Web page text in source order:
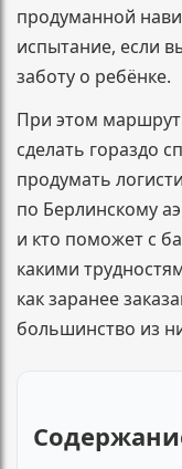
продуманной
испытание, если
заботу о ребёнке.
При этом
сделать гораздо
продумать
по Берлинскому
и кто поможет с
какими
как заранее
большинство из